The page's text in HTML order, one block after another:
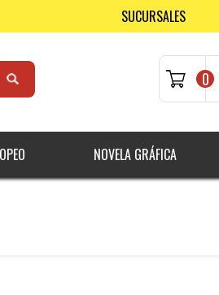
SUCURSALES
0
NOVELA GRÁFICA